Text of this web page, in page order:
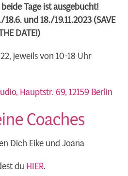
Tage ist ausgebucht!
und 18./19.11.2023 (SAVE
DATE!)
jeweils von 10-18 Uhr
Hauptstr. 69, 12159 Berlin
Coaches
Dich Eike und Joana
du HIER.